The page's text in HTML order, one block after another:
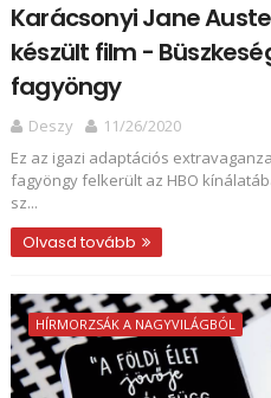
Karácsonyi Jane
készült film -
fagyöngy
Deszy
11/26/2020
Ez az igazi adaptációs
fagyöngy felkerült az HBO
sz...
Olvasd tovább
HÍRMORZSÁK A NAGYVILÁGBÓL